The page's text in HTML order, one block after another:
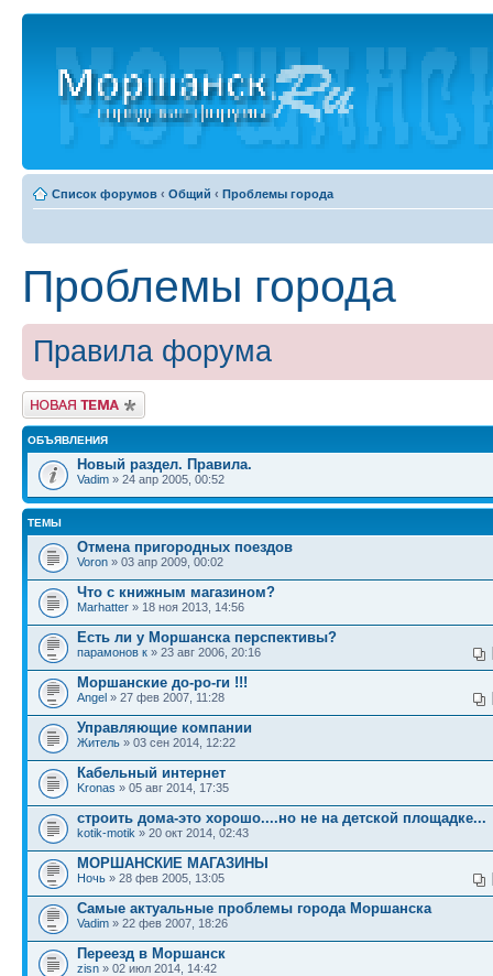
Список форумов ‹ Общий ‹ Проблемы города
Проблемы города
Правила форума
Новая тема
ОБЪЯВЛЕНИЯ
Новый раздел. Правила.
Vadim » 24 апр 2005, 00:52
ТЕМЫ
Отмена пригородных поездов
Voron » 03 апр 2009, 00:02
Что с книжным магазином?
Marhatter » 18 ноя 2013, 14:56
Есть ли у Моршанска перспективы?
парамонов к » 23 авг 2006, 20:16
Моршанские до-ро-ги !!!
Angel » 27 фев 2007, 11:28
Управляющие компании
Житель » 03 сен 2014, 12:22
Кабельный интернет
Kronas » 05 авг 2014, 17:35
строить дома-это хорошо....но не на детской площадке...
kotik-motik » 20 окт 2014, 02:43
МОРШАНСКИЕ МАГАЗИНЫ
Ночь » 28 фев 2005, 13:05
Самые актуальные проблемы города Моршанска
Vadim » 22 фев 2007, 18:26
Переезд в Моршанск
zisn » 02 июл 2014, 14:42